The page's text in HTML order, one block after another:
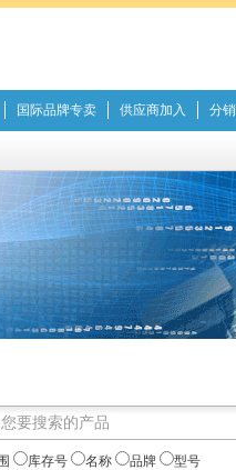
国际品牌专卖 供应商加入 分
库存号 名称 品牌 型号